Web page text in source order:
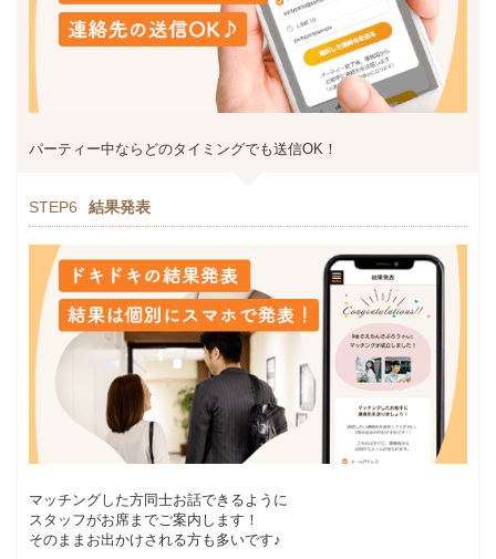
パーティー中ならどのタイミングでも送信OK！
STEP6 結果発表
マッチングした方同士お話できるように
スタッフがお席までご案内します！
そのままお出かけされる方も多いです♪